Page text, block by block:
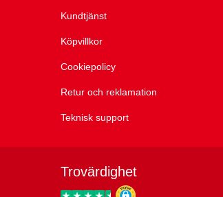
Kundtjänst
Köpvillkor
Cookiepolicy
Retur och reklamation
Teknisk support
Trovärdighet